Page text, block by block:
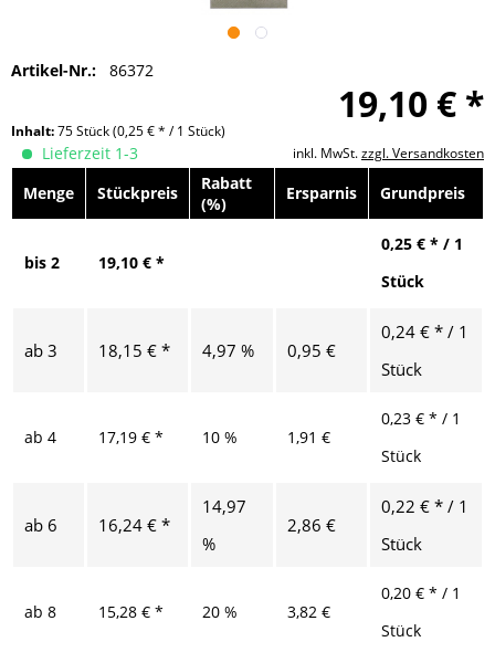
Artikel-Nr.: 86372
19,10 € *
Inhalt:75 Stück(0,25 € * / 1 Stück)
inkl. MwSt.zzgl. Versandkosten
Lieferzeit 1-3
Menge
Stückpreis
Rabatt
(%)
Ersparnis Grundpreis
bis 2 19,10 € *
0,25 € * / 1
Stück
ab 3 18,15 € * 4,97 % 0,95 €
0,24 € * / 1
Stück
ab 4 17,19 € * 10 % 1,91 €
0,23 € * / 1
Stück
ab 6 16,24 € *
14,97
%
2,86 €
0,22 € * / 1
Stück
ab 8 15,28 € * 20 % 3,82 €
0,20 € * / 1
Stück